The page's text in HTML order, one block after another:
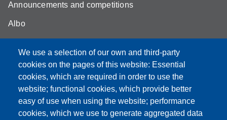
We use a selection of our own and third-party
cookies on the pages of this website: Essential
cookies, which are required in order to use the
website; functional cookies, which provide better
easy of use when using the website; performance
cookies, which we use to generate aggregated data
Announcements and competitions
Albo
Unimore Webmail
Unimore classrooms
How to find us
FAQ